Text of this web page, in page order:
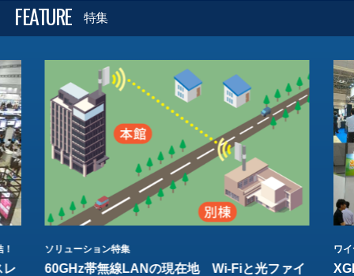
FEATURE 特集
レ
ソリューション特集
60GHz帯無線LANの現在地 Wi-Fiと光ファイ
ワ